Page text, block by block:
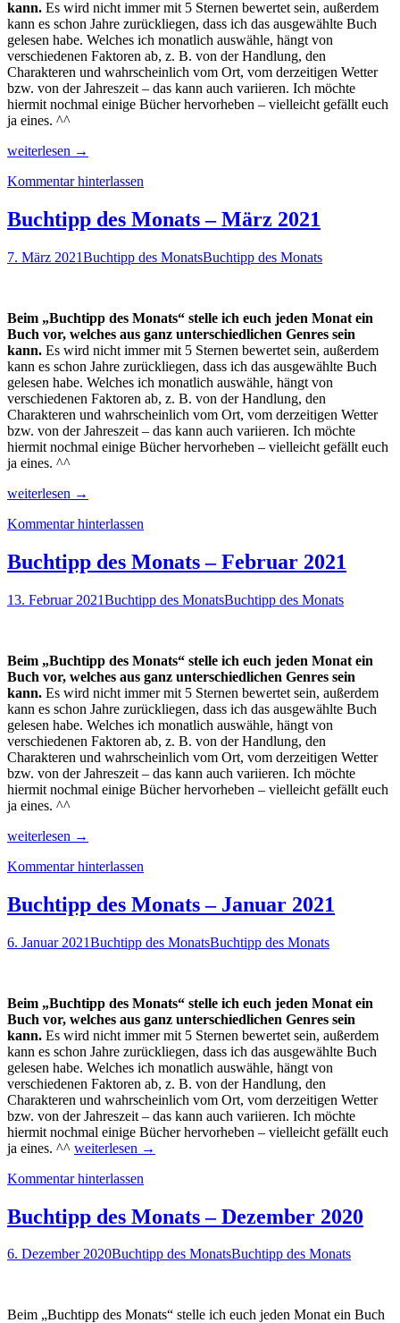
kann. Es wird nicht immer mit 5 Sternen bewertet sein, außerdem
kann es schon Jahre zurückliegen, dass ich das ausgewählte Buch
gelesen habe. Welches ich monatlich auswähle, hängt von
verschiedenen Faktoren ab, z. B. von der Handlung, den
Charakteren und wahrscheinlich vom Ort, vom derzeitigen Wetter
bzw. von der Jahreszeit – das kann auch variieren. Ich möchte
hiermit nochmal einige Bücher hervorheben – vielleicht gefällt euch
ja eines. ^^
Buchtipp
Monats
April
2021
weiterlesen →
Kommentar hinterlassen
Buchtipp des Monats – März 2021
7. März 2021Buchtipp des MonatsBuchtipp des Monats
Beim „Buchtipp des Monats“ stelle ich euch jeden Monat ein
Buch vor, welches aus ganz unterschiedlichen Genres sein
kann. Es wird nicht immer mit 5 Sternen bewertet sein, außerdem
kann es schon Jahre zurückliegen, dass ich das ausgewählte Buch
gelesen habe. Welches ich monatlich auswähle, hängt von
verschiedenen Faktoren ab, z. B. von der Handlung, den
Charakteren und wahrscheinlich vom Ort, vom derzeitigen Wetter
bzw. von der Jahreszeit – das kann auch variieren. Ich möchte
hiermit nochmal einige Bücher hervorheben – vielleicht gefällt euch
ja eines. ^^
Buchtipp
Monats
März
2021
weiterlesen →
Kommentar hinterlassen
Buchtipp des Monats – Februar 2021
13. Februar 2021Buchtipp des MonatsBuchtipp des Monats
Beim „Buchtipp des Monats“ stelle ich euch jeden Monat ein
Buch vor, welches aus ganz unterschiedlichen Genres sein
kann. Es wird nicht immer mit 5 Sternen bewertet sein, außerdem
kann es schon Jahre zurückliegen, dass ich das ausgewählte Buch
gelesen habe. Welches ich monatlich auswähle, hängt von
verschiedenen Faktoren ab, z. B. von der Handlung, den
Charakteren und wahrscheinlich vom Ort, vom derzeitigen Wetter
bzw. von der Jahreszeit – das kann auch variieren. Ich möchte
hiermit nochmal einige Bücher hervorheben – vielleicht gefällt euch
ja eines. ^^
Buchtipp
Monats
Februar
2021
weiterlesen →
Kommentar hinterlassen
Buchtipp des Monats – Januar 2021
6. Januar 2021Buchtipp des MonatsBuchtipp des Monats
Beim „Buchtipp des Monats“ stelle ich euch jeden Monat ein
Buch vor, welches aus ganz unterschiedlichen Genres sein
kann. Es wird nicht immer mit 5 Sternen bewertet sein, außerdem
kann es schon Jahre zurückliegen, dass ich das ausgewählte Buch
gelesen habe. Welches ich monatlich auswähle, hängt von
verschiedenen Faktoren ab, z. B. von der Handlung, den
Charakteren und wahrscheinlich vom Ort, vom derzeitigen Wetter
bzw. von der Jahreszeit – das kann auch variieren. Ich möchte
hiermit nochmal einige Bücher hervorheben – vielleicht gefällt euch
ja eines. ^^ Buchtipp
Monats
Januar
2021
weiterlesen →
Kommentar hinterlassen
Buchtipp des Monats – Dezember 2020
6. Dezember 2020Buchtipp des MonatsBuchtipp des Monats
Beim „Buchtipp des Monats“ stelle ich euch jeden Monat ein Buch